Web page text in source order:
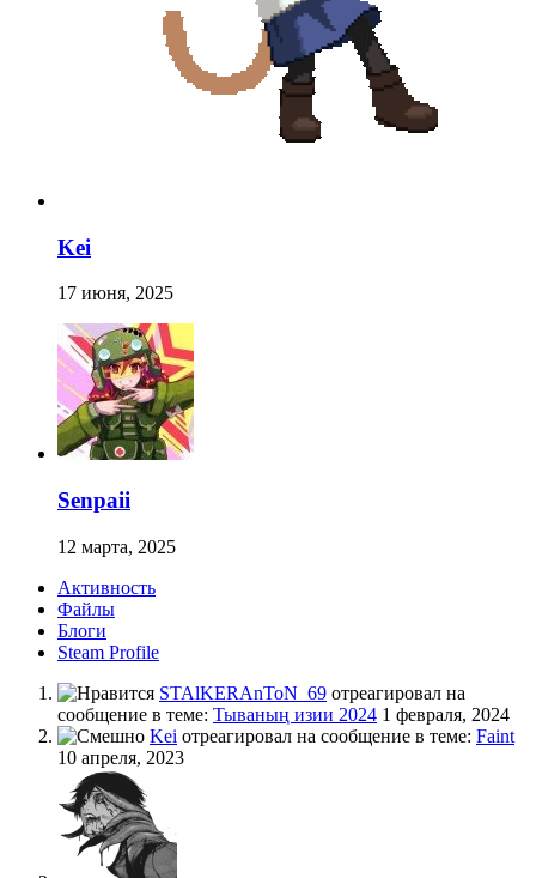
Kei
17 июня, 2025
Senpaii
12 марта, 2025
Активность
Файлы
Блоги
Steam Profile
STAlKERAnToN_69 отреагировал на
сообщение в теме: Тываның изии 2024 1 февраля, 2024
Kei отреагировал на сообщение в теме: Faint
10 апреля, 2023